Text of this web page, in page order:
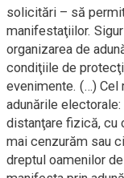
solicitări – să
manifestaţiilor.
organizarea de
condiţiile de
evenimente. (…) Cel
adunările
distanţare fizică, cu
mai cenzurăm sau
dreptul oamenilor